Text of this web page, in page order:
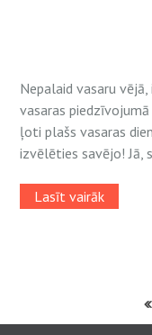
Nepalaid vasaru
vasaras piedzīvojumā
ļoti plašs vasaras
izvēlēties savējo! Jā,
Lasīt vairāk